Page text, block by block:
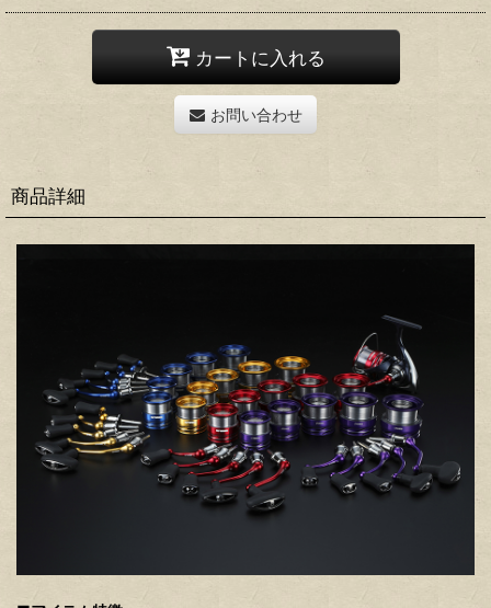
カートに入れる
お問い合わせ
商品詳細